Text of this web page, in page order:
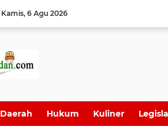
Kamis 6 Agu 2026
Daerah Hukum Kuliner